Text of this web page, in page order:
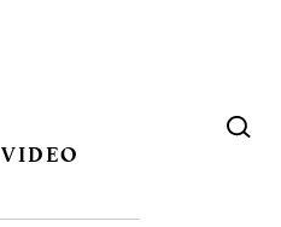
VIDEO